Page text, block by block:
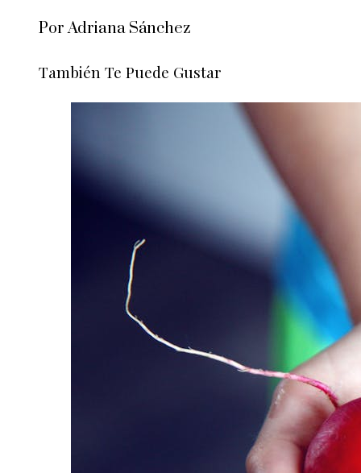
Por Adriana Sánchez
También Te Puede Gustar